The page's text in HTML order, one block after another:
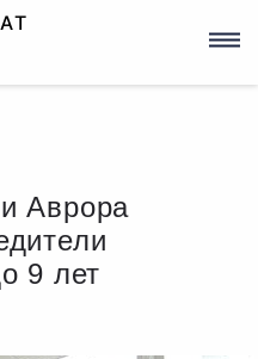
Аврора
9 лет